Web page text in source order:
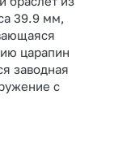
39.9 мм,
царапин
заводная
с